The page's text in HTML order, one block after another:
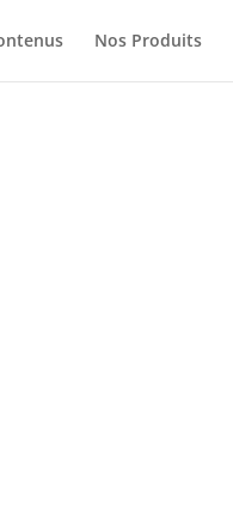
Nos Produits